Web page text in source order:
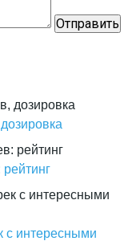
с интересными